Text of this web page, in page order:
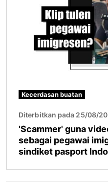
Kecerdasan buatan
Diterbitkan pada 25/08/
'Scammer' guna
sebagai pegawai
sindiket pasport